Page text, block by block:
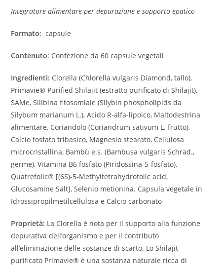
Integratore alimentare per depurazione e supporto epatico
Formato: capsule
Contenuto: Confezione da 60 capsule vegetali
Ingredienti: Clorella (Chlorella vulgaris Diamond, tallo),
Primavie® Purified Shilajit (estratto purificato di Shilajit),
SAMe, Silibina fitosomiale (Silybin phospholipids da
Silybum marianum L.), Acido R-alfa-lipoico, Maltodestrina
alimentare, Coriandolo (Coriandrum sativum L. frutto),
Calcio fosfato tribasico, Magnesio stearato, Cellulosa
microcristallina, Bambù e.s. (Bambusa vulgaris Schrad.,
germe), Vitamina B6 fosfato (Piridossina-5-fosfato),
Quatrefolic® [(6S)-5-Methyltetrahydrofolic acid,
Glucosamine Salt], Selenio metionina. Capsula vegetale in
Idrossipropilmetilcellulosa e Calcio carbonato
Proprietà: La Clorella è nota per il supporto alla funzione
depurativa dell’organismo e per il contributo
all’eliminazione delle sostanze di scarto. Lo Shilajit
purificato Primavie® è una sostanza naturale ricca di